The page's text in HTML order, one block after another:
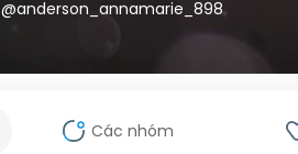
@anderson_annamarie_898
Các nhóm